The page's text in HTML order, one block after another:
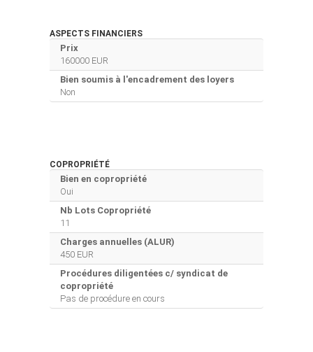
ASPECTS FINANCIERS
Prix
160000 EUR
Bien soumis à l'encadrement des loyers
Non
COPROPRIÉTÉ
Bien en copropriété
Oui
Nb Lots Copropriété
11
Charges annuelles (ALUR)
450 EUR
Procédures diligentées c/ syndicat de
copropriété
Pas de procédure en cours